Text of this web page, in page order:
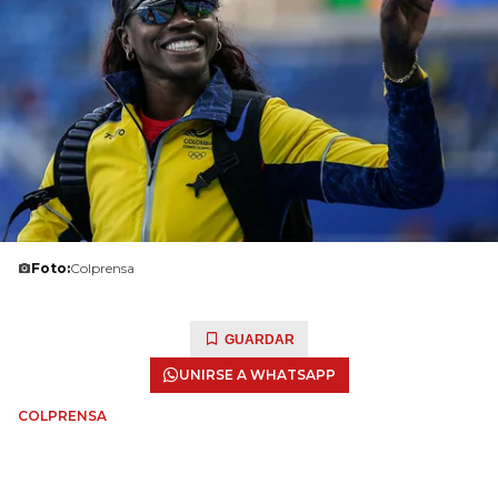
Foto:Colprensa
GUARDAR
UNIRSE A WHATSAPP
COLPRENSA